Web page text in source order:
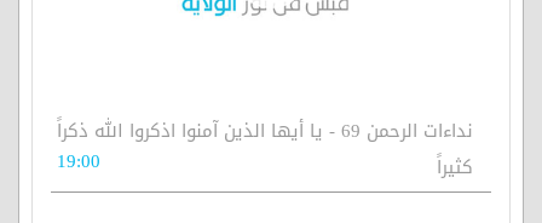
نداءات الرحمن 69 - يا أيها الذين آمنوا اذكروا الله ذكراً
كثيراً
19:00